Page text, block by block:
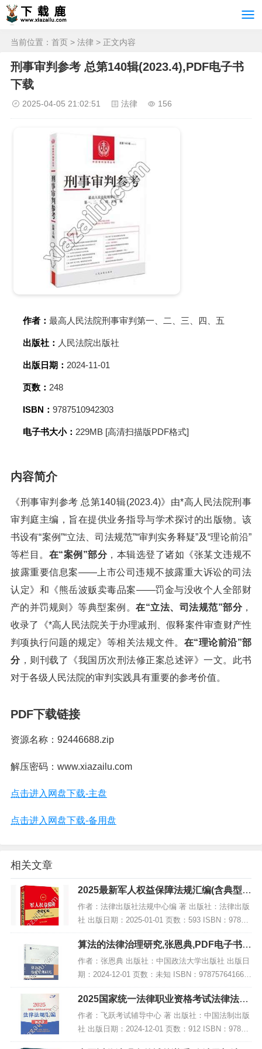
当前位置： 首页 > 法律 > 正文内容
刑事审判参考 总第140辑(2023.4),PDF电子书
下载
2025-04-05 21:02:51 法律 156
作者： 最高人民法院刑事审判第一、二、三、四、五
出版社： 人民法院出版社
出版日期： 2024-11-01
页数： 248
ISBN： 9787510942303
电子书大小： 229MB [高清扫描版PDF格式]
内容简介
《刑事审判参考 总第140辑(2023.4)》由*高人民法院刑事
审判庭主编，旨在提供业务指导与学术探讨的出版物。该
书设有“案例”“立法、司法规范”“审判实务释疑”及“理论前沿”
等栏目。 在“案例”部分，本辑选登了诸如《张某文违规不
披露重要信息案——上市公司违规不披露重大诉讼的司法
认定》和《熊岳波贩卖毒品案——罚金与没收个人全部财
产的并罚规则》等典型案例。在“立法、司法规范”部分，
收录了《*高人民法院关于办理减刑、假释案件审查财产性
判项执行问题的规定》等相关法规文件。 在“理论前沿”部
分，则刊载了《我国历次刑法修正案总述评》一文。此书
对于各级人民法院的审判实践具有重要的参考价值。
PDF下载链接
资源名称：92446688.zip
解压密码：www.xiazailu.com
点击进入网盘下载-主盘
点击进入网盘下载-备用盘
相关文章
2025最新军人权益保障法规汇编(含典型案
例),PDF下载
作者：法律出版社法规中心编 著 出版社：法律出版
社 出版日期：2025-01-01 页数：593 ISBN：97875
19798079 电子书大小：191MB [高清扫描版PDF格
式] 内容...
算法的法律治理研究,张恩典,PDF电子书下
载,网盘资源
作者：张恩典 出版社：中国政法大学出版社 出版日
期：2024-12-01 页数：未知 ISBN：978757641668
8 电子书大小：185MB [高清扫描版PDF格式] 内容
简介 202...
2025国家统一法律职业资格考试法律法规
汇编(便携本)第一卷【2025飞跃版?便…,P
DF
作者：飞跃考试辅导中心 著 出版社：中国法制出版
社 出版日期：2024-12-01 页数：912 ISBN：97875
21647723 电子书大小：256MB [高清扫描版PDF格